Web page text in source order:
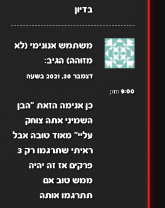
בדיון
משתמש אנונימי (לא
מזוהה) הגיב:
דצמבר 30, 2021 בשעה
9:00 pm
כן אנימה הזאת "הבן
השמיני אתה צוחק
עליי" מאוד טובה אבל
ראיתי שתרגמו רק 3
פרקים אז זה יהיה
ממש טוב אם
תתרגמו אותה